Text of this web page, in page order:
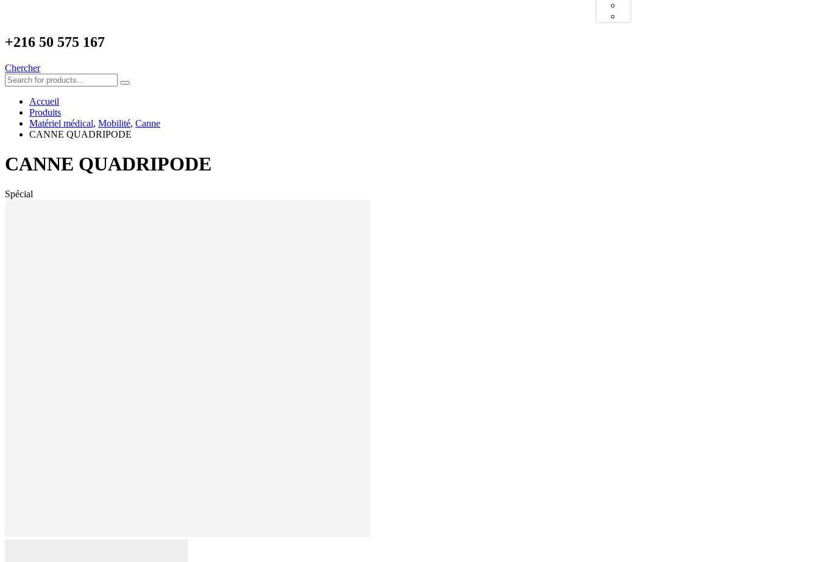
+216 50 575 167
Chercher
Accueil
Produits
Matériel médical, Mobilité, Canne
CANNE QUADRIPODE
CANNE QUADRIPODE
Spécial